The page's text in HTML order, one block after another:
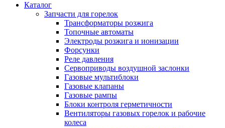
Каталог
Запчасти для горелок
Трансформаторы розжига
Топочные автоматы
Электроды розжига и ионизации
Форсунки
Реле давления
Сервоприводы воздушной заслонки
Газовые мультиблоки
Газовые клапаны
Газовые рампы
Блоки контроля герметичности
Вентиляторы газовых горелок и рабочие
колеса